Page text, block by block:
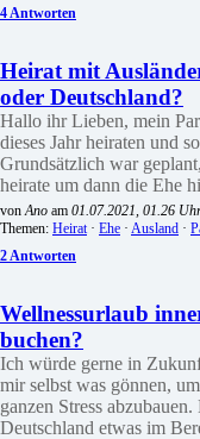
4 Antworten
Heirat mit
oder Deutschland?
Hallo ihr Lieben, mein
dieses Jahr heiraten und
Grundsätzlich war
heirate um dann die Ehe
vonAno am 01.07.2021, 01.26
Themen: Heirat· Ehe · Ausland ·
2 Antworten
Wellnessurlaub
buchen?
Ich würde gerne in
mir selbst was gönnen,
ganzen Stress
Deutschland etwas im